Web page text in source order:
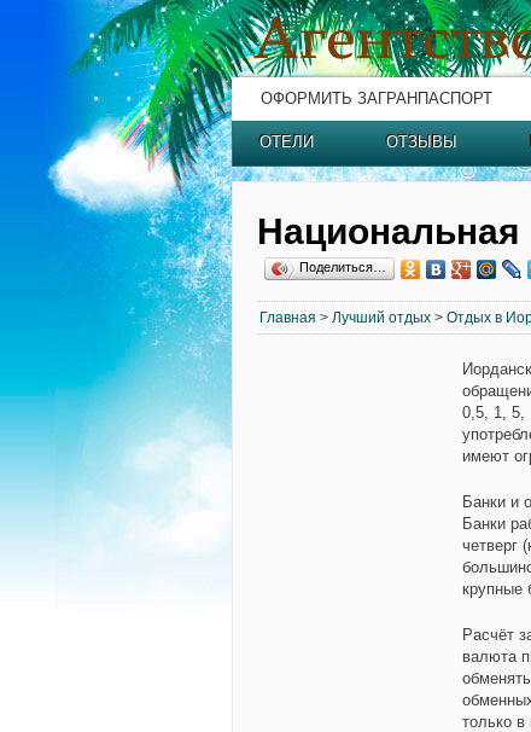
ОФОРМИТЬ ЗАГРАНПАСПОРТ
ОТЕЛИ ОТЗЫВЫ
Поделиться…
Главная > Лучший отдых > Отдых в
0,5, 1, 5,
имеют
Банки и
Банки
четверг
крупные
Расчёт
валюта
только в